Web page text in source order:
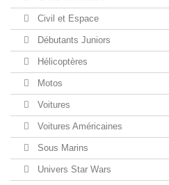
Civil et Espace
Débutants Juniors
Hélicoptères
Motos
Voitures
Voitures Américaines
Sous Marins
Univers Star Wars